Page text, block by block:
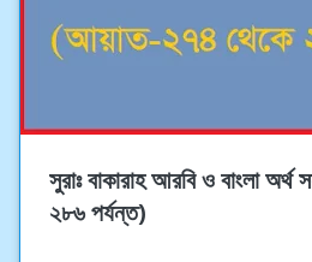
সুরাঃ বাকারাহ আরবি ও বাংলা
২৮৬ পর্যন্ত)